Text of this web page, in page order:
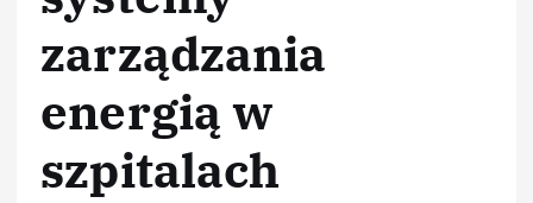
zarządzania
energią w
szpitalach